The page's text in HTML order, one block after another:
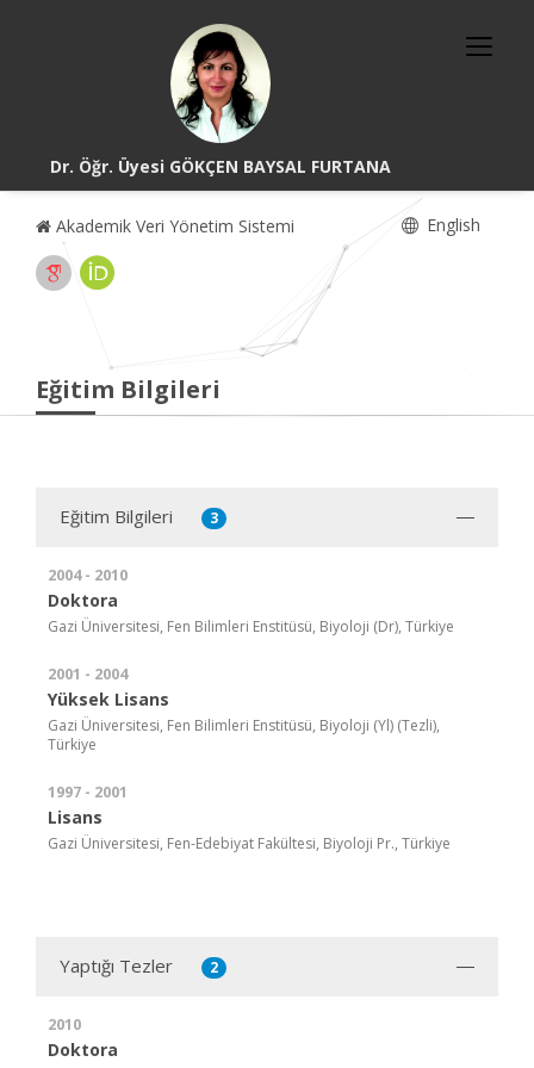
Dr. Öğr. Üyesi GÖKÇEN BAYSAL FURTANA
Akademik Veri Yönetim Sistemi English
Eğitim Bilgileri
Eğitim Bilgileri 3
2004 - 2010
Doktora
Gazi Üniversitesi, Fen Bilimleri Enstitüsü, Biyoloji (Dr), Türkiye
2001 - 2004
Yüksek Lisans
Gazi Üniversitesi, Fen Bilimleri Enstitüsü, Biyoloji (Yl) (Tezli),
Türkiye
1997 - 2001
Lisans
Gazi Üniversitesi, Fen-Edebiyat Fakültesi, Biyoloji Pr., Türkiye
Yaptığı Tezler 2
2010
Doktora